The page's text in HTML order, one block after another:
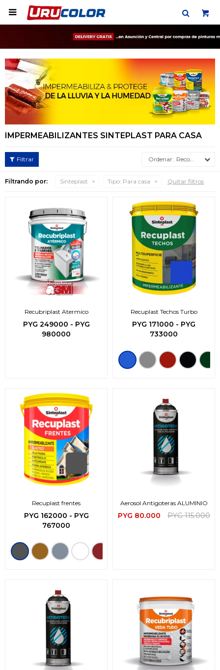

IMPERMEABILIZANTES SINTEPLAST PARA CASA
Recomendados
Filtrando por: Sinteplast Tipo: Para casa Quitar filtros
Recubriplast Atermico
PYG 249000 - PYG
980000
Recuplast Techos Turbo
PYG 171000 - PYG
733000
Recuplast frentes
PYG 162000 - PYG
767000
Aerosol Antigoteras ALUMINIO
PYG 80.000 PYG 115.000